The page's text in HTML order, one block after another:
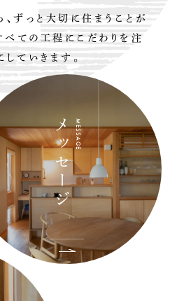
ずっと大切に住まうことが
べての工程にこだわりを注
ていきます。
メッセージMESSAGE